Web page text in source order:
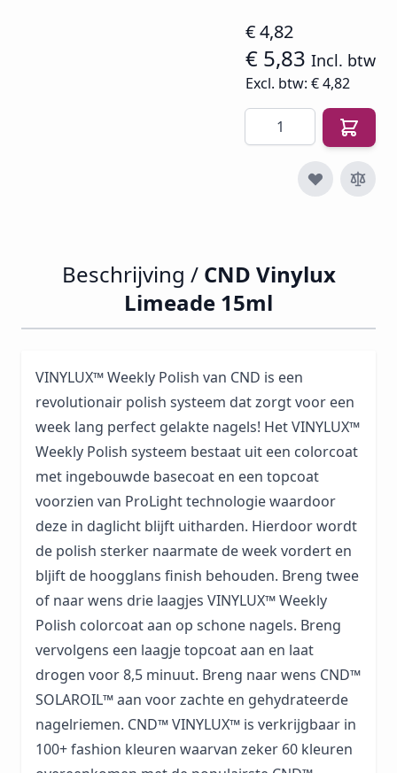
€ 4,82
€ 5,83 Incl. btw
Excl. btw: € 4,82
Aantal
Beschrijving / CND Vinylux
Limeade 15ml
VINYLUX™ Weekly Polish van CND is een
revolutionair polish systeem dat zorgt voor een
week lang perfect gelakte nagels! Het VINYLUX™
Weekly Polish systeem bestaat uit een colorcoat
met ingebouwde basecoat en een topcoat
voorzien van ProLight technologie waardoor
deze in daglicht blijft uitharden. Hierdoor wordt
de polish sterker naarmate de week vordert en
bljift de hoogglans finish behouden. Breng twee
of naar wens drie laagjes VINYLUX™ Weekly
Polish colorcoat aan op schone nagels. Breng
vervolgens een laagje topcoat aan en laat
drogen voor 8,5 minuut. Breng naar wens CND™
SOLAROIL™ aan voor zachte en gehydrateerde
nagelriemen. CND™ VINYLUX™ is verkrijgbaar in
100+ fashion kleuren waarvan zeker 60 kleuren